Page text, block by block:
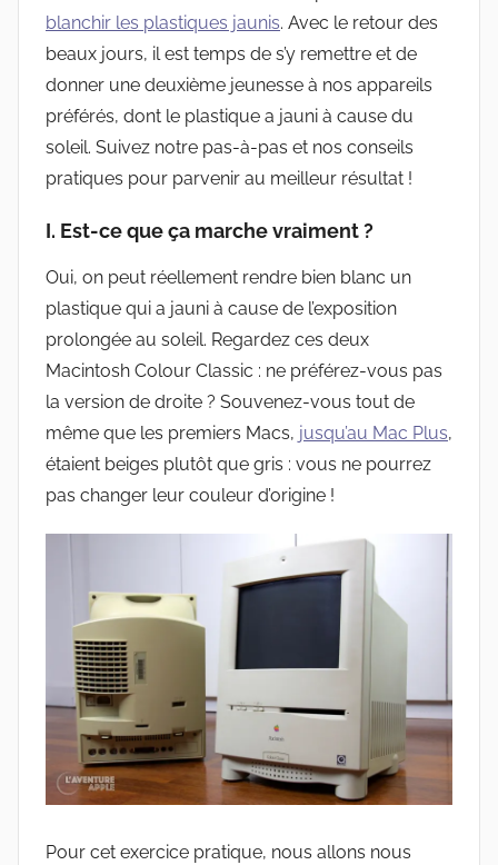
blanchir les plastiques jaunis. Avec le retour des
beaux jours, il est temps de s’y remettre et de
donner une deuxième jeunesse à nos appareils
préférés, dont le plastique a jauni à cause du
soleil. Suivez notre pas-à-pas et nos conseils
pratiques pour parvenir au meilleur résultat !
I. Est-ce que ça marche vraiment ?
Oui, on peut réellement rendre bien blanc un
plastique qui a jauni à cause de l’exposition
prolongée au soleil. Regardez ces deux
Macintosh Colour Classic : ne préférez-vous pas
la version de droite ? Souvenez-vous tout de
même que les premiers Macs, jusqu’au Mac Plus,
étaient beiges plutôt que gris : vous ne pourrez
pas changer leur couleur d’origine !
Pour cet exercice pratique, nous allons nous